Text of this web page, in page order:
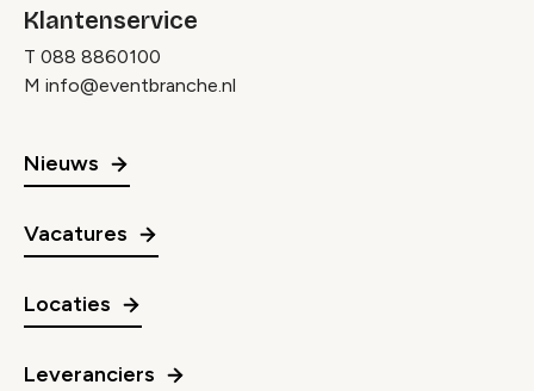
Klantenservice
T 088 8860100
M info@eventbranche.nl
Nieuws
Vacatures
Locaties
Leveranciers